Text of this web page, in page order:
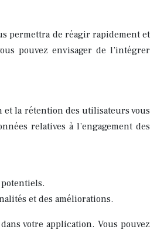
permettra de réagir rapidement et
pouvez envisager de l’intégrer
et la rétention des utilisateurs vous
relatives à l’engagement des
et des améliorations.
votre application. Vous pouvez